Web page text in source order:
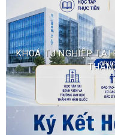
KHOÁ TU NGHIỆP